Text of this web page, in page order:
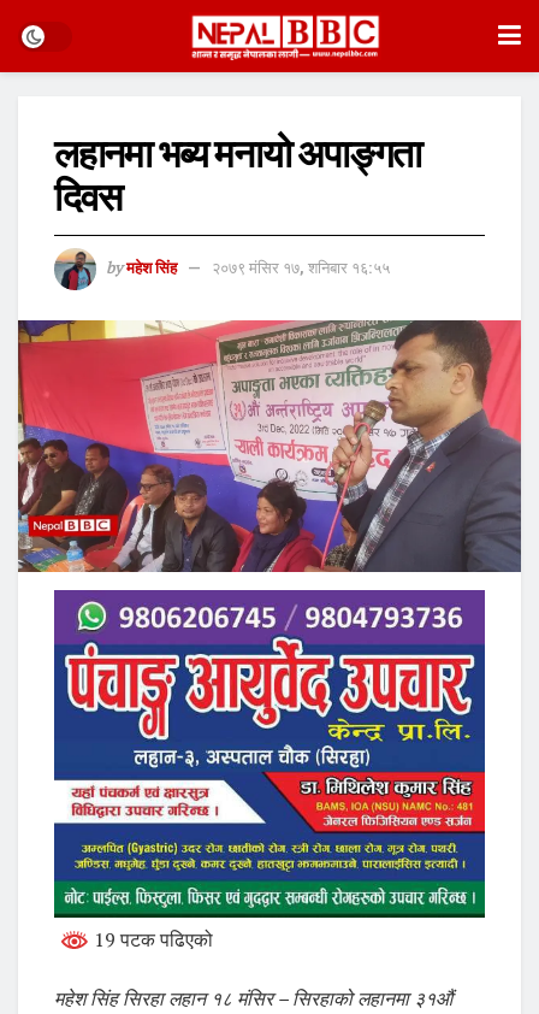
लहानमा भब्य मनायो अपाङ्गता
दिवस
by महेश सिंह २०७९ मंसिर १७, शनिबार १६:५५
19 पटक पढिएको
महेश सिंह सिरहा लहान १८ मंसिर – सिरहाको लहानमा ३१औं